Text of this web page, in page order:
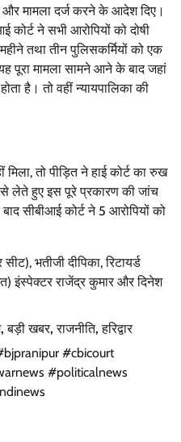
और मामला दर्ज करने के आदेश दिए।
ने सभी आरोपियों को दोषी
तथा तीन पुलिसकर्मियों को एक
पूरा मामला सामने आने के बाद जहां
है। तो वहीं न्यायपालिका की
तो पीड़ित ने हाई कोर्ट का रुख
से लेते हुए इस पूरे प्रकारण की जांच
सीबीआई कोर्ट ने 5 आरोपियों को
भतीजी दीपिका, रिटायर्ड
इंस्पेक्टर राजेंद्र कुमार और दिनेश
,बड़ी खबर,राजनीति,हरिद्वार
#cbicourt
#politicalnews